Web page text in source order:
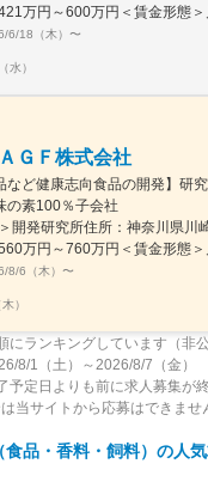
6/18（木） 〜
水）
ＧＦ株式会社
など健康志向食品の開発】研
素100％子会社
8/6（木） 〜
）
にランキングしています（非
8/1（土）～2026/8/7（金）
予定日よりも前に求人募集が
当サイトから応募はできま
品・香料・飼料） の人